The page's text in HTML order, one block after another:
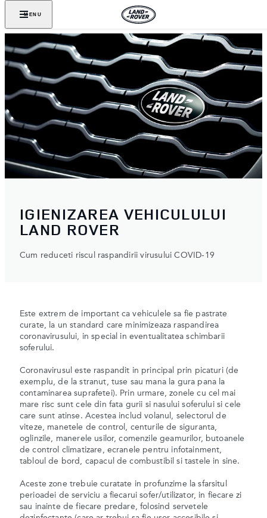
MENU
IGIENIZAREA VEHICULULUI
LAND ROVER
Cum reduceti riscul raspandirii virusului COVID-19
Este extrem de important ca vehiculele sa fie pastrate
curate, la un standard care minimizeaza raspandirea
coronavirusului, in special in eventualitatea schimbarii
soferului.
Coronavirusul este raspandit in principal prin picaturi (de
exemplu, de la stranut, tuse sau mana la gura pana la
contaminarea suprafetei). Prin urmare, zonele cu cel mai
mare risc sunt cele din fata gurii si nasului soferului si cele
care sunt atinse. Acestea includ volanul, selectorul de
viteze, manetele de control, centurile de siguranta,
oglinzile, manerele usilor, comenzile geamurilor, butoanele
de control climatizare, ecranele pentru infotainment,
tabloul de bord, capacul de combustibil si tastele in sine.
Aceste zone trebuie curatate in profunzime la sfarsitul
perioadei de serviciu a fiecarui sofer/utilizator, in fiecare zi
sau inainte de fiecare predare, folosind servetele